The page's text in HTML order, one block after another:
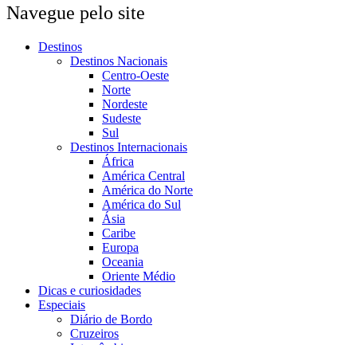
Navegue pelo site
Destinos
Destinos Nacionais
Centro-Oeste
Norte
Nordeste
Sudeste
Sul
Destinos Internacionais
África
América Central
América do Norte
América do Sul
Ásia
Caribe
Europa
Oceania
Oriente Médio
Dicas e curiosidades
Especiais
Diário de Bordo
Cruzeiros